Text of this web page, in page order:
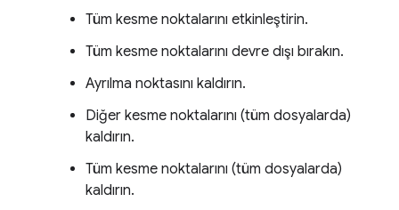
Tüm kesme noktalarını etkinleştirin.
Tüm kesme noktalarını devre dışı bırakın.
Ayrılma noktasını kaldırın.
Diğer kesme noktalarını (tüm dosyalarda)
kaldırın.
Tüm kesme noktalarını (tüm dosyalarda)
kaldırın.